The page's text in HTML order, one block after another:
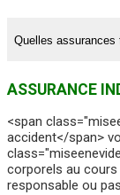
Quelles
ASSURANCE
<span
accident</span>
corporels au
responsable ou